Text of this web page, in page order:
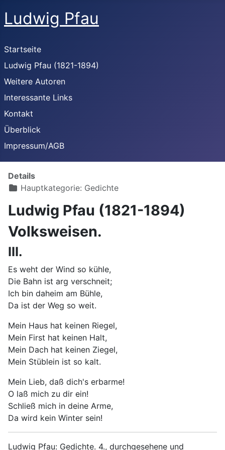
Ludwig Pfau
Startseite
Ludwig Pfau (1821-1894)
Weitere Autoren
Interessante Links
Kontakt
Überblick
Impressum/AGB
Details
Hauptkategorie: Gedichte
Ludwig Pfau (1821-1894)
Volksweisen.
III.
Es weht der Wind so kühle,
Die Bahn ist arg verschneit;
Ich bin daheim am Bühle,
Da ist der Weg so weit.
Mein Haus hat keinen Riegel,
Mein First hat keinen Halt,
Mein Dach hat keinen Ziegel,
Mein Stüblein ist so kalt.
Mein Lieb, daß dich's erbarme!
O laß mich zu dir ein!
Schließ mich in deine Arme,
Da wird kein Winter sein!
Ludwig Pfau: Gedichte. 4., durchgesehene und